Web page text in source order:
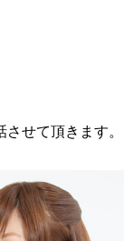
せて頂きます。